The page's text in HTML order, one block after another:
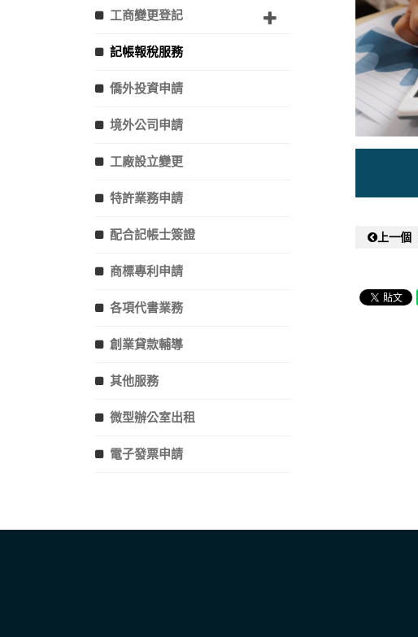
上一個
工商變更登記
記帳報稅服務
僑外投資申請
境外公司申請
工廠設立變更
特許業務申請
配合記帳士簽證
商標專利申請
各項代書業務
創業貸款輔導
其他服務
微型辦公室出租
電子發票申請